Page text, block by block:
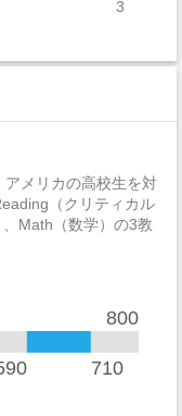
3
0
0
3
1
アメリカの高校生を対
（クリティカル
Math（数学）の3教
800
710